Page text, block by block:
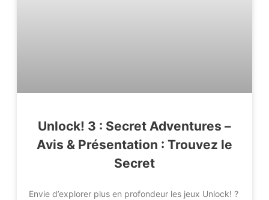
Unlock! 3 : Secret Adventures –
Avis & Présentation : Trouvez le
Secret
Envie d’explorer plus en profondeur les jeux Unlock! ?